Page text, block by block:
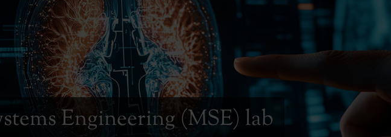
Engineering (MSE) lab